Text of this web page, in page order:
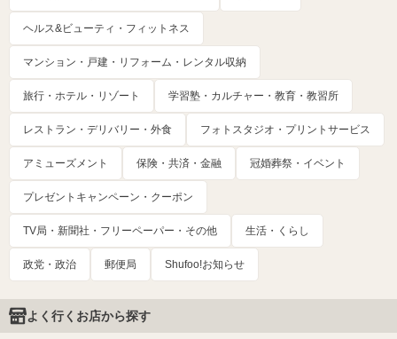
ヘルス&ビューティ・フィットネス
マンション・戸建・リフォーム・レンタル収納
旅行・ホテル・リゾート 学習塾・カルチャー・教育・教習所
レストラン・デリバリー・外食 フォトスタジオ・プリントサービス
アミューズメント 保険・共済・金融 冠婚葬祭・イベント
プレゼントキャンペーン・クーポン
TV局・新聞社・フリーペーパー・その他 生活・くらし
政党・政治 郵便局 Shufoo!お知らせ
よく行くお店から探す